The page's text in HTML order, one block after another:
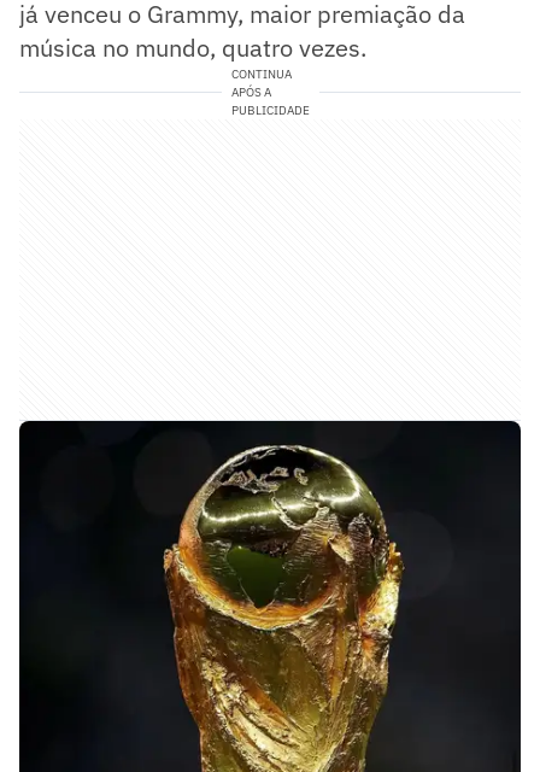
já venceu o Grammy, maior premiação da
música no mundo, quatro vezes.
CONTINUA
APÓS A
PUBLICIDADE